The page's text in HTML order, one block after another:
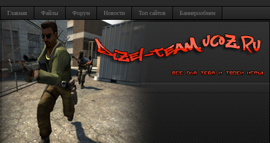
Главная Файлы Форум Новости Топ сайтов Баннерообмен